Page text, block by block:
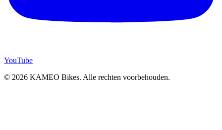
YouTube
© 2026 KAMEO Bikes. Alle rechten voorbehouden.